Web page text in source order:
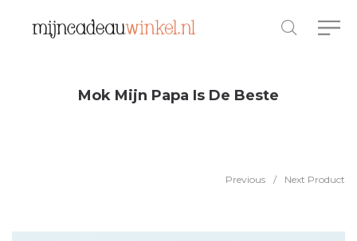
Mok Mijn Papa Is De Beste
Previous / Next Product